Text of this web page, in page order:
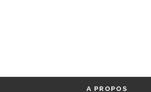
A PROPOS